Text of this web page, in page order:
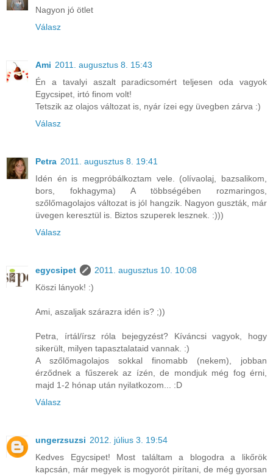
Nagyon jó ötlet
Válasz
Ami 2011. augusztus 8. 15:43
Én a tavalyi aszalt paradicsomért teljesen oda vagyok
Egycsipet, irtó finom volt!
Tetszik az olajos változat is, nyár ízei egy üvegben zárva :)
Válasz
Petra 2011. augusztus 8. 19:41
Idén én is megpróbálkoztam vele. (olívaolaj, bazsalikom,
bors, fokhagyma) A többségében rozmaringos,
szőlőmagolajos változat is jól hangzik. Nagyon guszták, már
üvegen keresztül is. Biztos szuperek lesznek. :)))
Válasz
egycsipet
2011. augusztus 10. 10:08
Köszi lányok! :)
Ami, aszaljak szárazra idén is? ;))
Petra, írtál/írsz róla bejegyzést? Kíváncsi vagyok, hogy
sikerült, milyen tapasztalataid vannak. :)
A szőlőmagolajos sokkal finomabb (nekem), jobban
érződnek a fűszerek az ízén, de mondjuk még fog érni,
majd 1-2 hónap után nyilatkozom... :D
Válasz
ungerzsuzsi 2012. július 3. 19:54
Kedves Egycsipet! Most találtam a blogodra a likőrök
kapcsán, már megyek is mogyorót pirítani, de még gyorsan